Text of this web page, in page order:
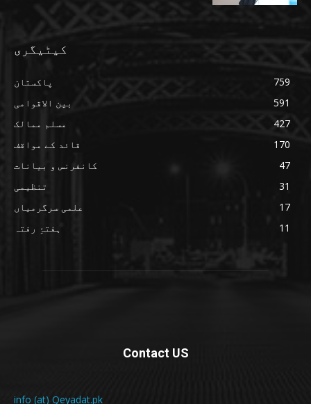
کیٹیگری
پاکستان
759
بین الاقوامی
591
مسلم ممالک
427
قائد کے مواقف
170
کانفرنس و بیانات
47
تنظیمی
31
علمی سرگرمیاں
17
ہفتۂِ رفتہ
11
Contact US
info (at) Qeyadat.pk